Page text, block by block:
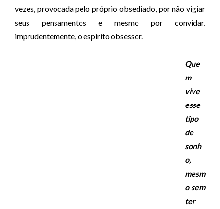
vezes, provocada pelo próprio obsediado, por não vigiar
seus pensamentos e mesmo por convidar,
imprudentemente, o espírito obsessor.
Que
m
vive
esse
tipo
de
sonh
o,
mesm
o sem
ter